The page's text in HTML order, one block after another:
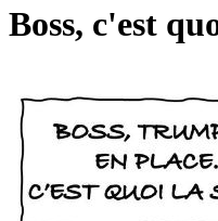
Boss, c'est